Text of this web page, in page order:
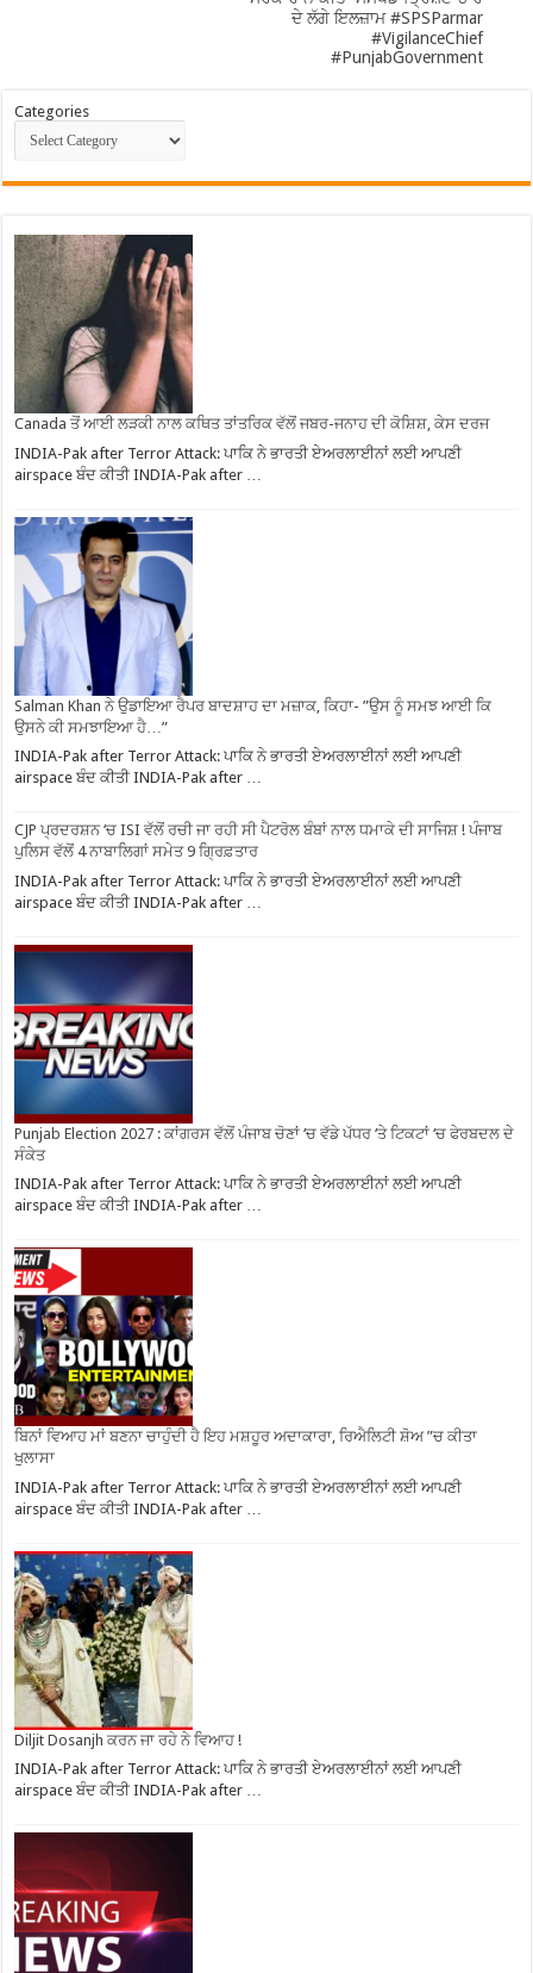
ਦੇ ਲੱਗੇ ਇਲਜ਼ਾਮ #SPSParmar
#VigilanceChief
#PunjabGovernment
Categories
Canada ਤੋਂ ਆਈ ਲੜਕੀ ਨਾਲ ਕਥਿਤ ਤਾਂਤਰਿਕ ਵੱਲੋਂ ਜਬਰ-ਜਨਾਹ ਦੀ ਕੋਸ਼ਿਸ਼, ਕੇਸ ਦਰਜ
INDIA-Pak after Terror Attack: ਪਾਕਿ ਨੇ ਭਾਰਤੀ ਏਅਰਲਾਈਨਾਂ ਲਈ ਆਪਣੀ
airspace ਬੰਦ ਕੀਤੀ INDIA-Pak after …
Salman Khan ਨੇ ਉਡਾਇਆ ਰੈਪਰ ਬਾਦਸ਼ਾਹ ਦਾ ਮਜ਼ਾਕ, ਕਿਹਾ- ”ਉਸ ਨੂੰ ਸਮਝ ਆਈ ਕਿ
ਉਸਨੇ ਕੀ ਸਮਝਾਇਆ ਹੈ…”
INDIA-Pak after Terror Attack: ਪਾਕਿ ਨੇ ਭਾਰਤੀ ਏਅਰਲਾਈਨਾਂ ਲਈ ਆਪਣੀ
airspace ਬੰਦ ਕੀਤੀ INDIA-Pak after …
CJP ਪ੍ਰਦਰਸ਼ਨ ‘ਚ ISI ਵੱਲੋਂ ਰਚੀ ਜਾ ਰਹੀ ਸੀ ਪੈਟਰੋਲ ਬੰਬਾਂ ਨਾਲ ਧਮਾਕੇ ਦੀ ਸਾਜਿਸ਼ ! ਪੰਜਾਬ
ਪੁਲਿਸ ਵੱਲੋਂ 4 ਨਾਬਾਲਿਗਾਂ ਸਮੇਤ 9 ਗ੍ਰਿਫ਼ਤਾਰ
INDIA-Pak after Terror Attack: ਪਾਕਿ ਨੇ ਭਾਰਤੀ ਏਅਰਲਾਈਨਾਂ ਲਈ ਆਪਣੀ
airspace ਬੰਦ ਕੀਤੀ INDIA-Pak after …
Punjab Election 2027 : ਕਾਂਗਰਸ ਵੱਲੋਂ ਪੰਜਾਬ ਚੋਣਾਂ ‘ਚ ਵੱਡੇ ਪੱਧਰ ‘ਤੇ ਟਿਕਟਾਂ ‘ਚ ਫੇਰਬਦਲ ਦੇ
ਸੰਕੇਤ
INDIA-Pak after Terror Attack: ਪਾਕਿ ਨੇ ਭਾਰਤੀ ਏਅਰਲਾਈਨਾਂ ਲਈ ਆਪਣੀ
airspace ਬੰਦ ਕੀਤੀ INDIA-Pak after …
ਬਿਨਾਂ ਵਿਆਹ ਮਾਂ ਬਣਨਾ ਚਾਹੁੰਦੀ ਹੈ ਇਹ ਮਸ਼ਹੂਰ ਅਦਾਕਾਰਾ, ਰਿਐਲਿਟੀ ਸ਼ੋਅ ”ਚ ਕੀਤਾ
ਖੁਲਾਸਾ
INDIA-Pak after Terror Attack: ਪਾਕਿ ਨੇ ਭਾਰਤੀ ਏਅਰਲਾਈਨਾਂ ਲਈ ਆਪਣੀ
airspace ਬੰਦ ਕੀਤੀ INDIA-Pak after …
Diljit Dosanjh ਕਰਨ ਜਾ ਰਹੇ ਨੇ ਵਿਆਹ !
INDIA-Pak after Terror Attack: ਪਾਕਿ ਨੇ ਭਾਰਤੀ ਏਅਰਲਾਈਨਾਂ ਲਈ ਆਪਣੀ
airspace ਬੰਦ ਕੀਤੀ INDIA-Pak after …